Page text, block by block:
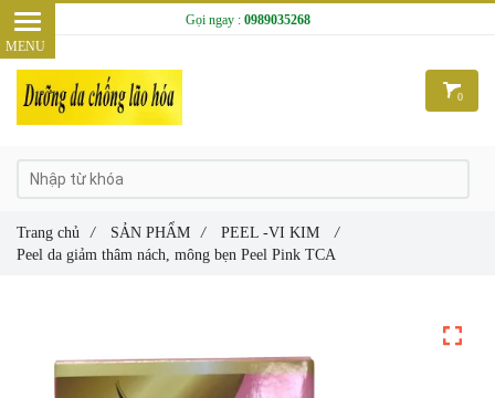
Trang chủ / SẢN PHẨM / PEEL -VI KIM
/
Peel da giảm thâm nách, mông bẹn Peel Pink TCA
Gọi ngay : 0989035268
0